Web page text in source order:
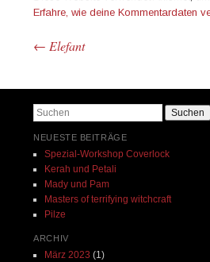
Erfahre, wie deine Kommentardaten
Beitrags-Navigation
← Elefant
Suchen
NEUESTE BEITRÄGE
Spezial-Workshop Coverlock
Kerah und Petali
Mady und Pam
Masters of terrifying witchcraft
Pilze
ARCHIV
März 2023 (1)